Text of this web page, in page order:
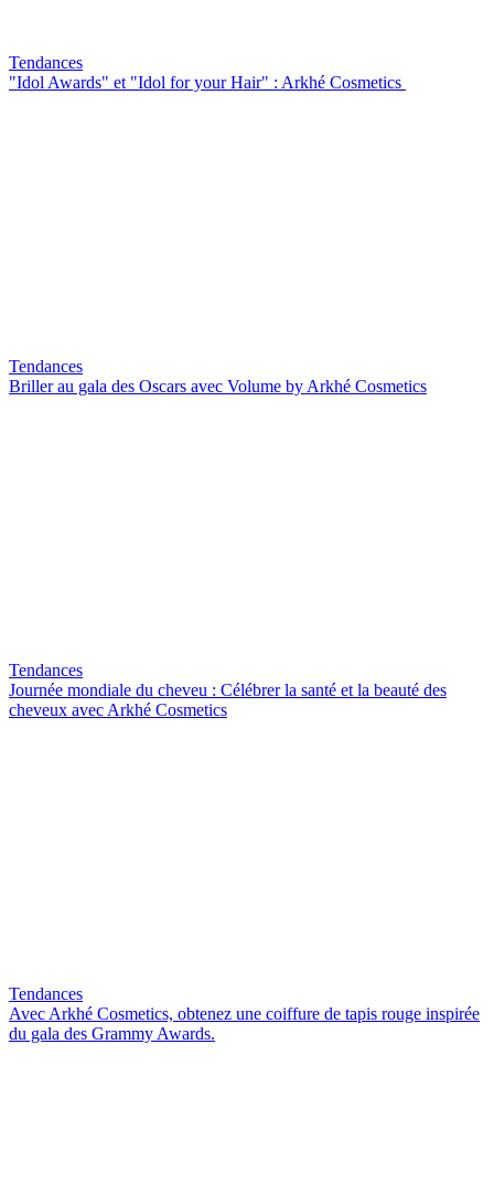
Tendances
"Idol Awards" et "Idol for your Hair" : Arkhé Cosmetics
Tendances
Briller au gala des Oscars avec Volume by Arkhé Cosmetics
Tendances
Journée mondiale du cheveu : Célébrer la santé et la beauté des
cheveux avec Arkhé Cosmetics
Tendances
Avec Arkhé Cosmetics, obtenez une coiffure de tapis rouge inspirée
du gala des Grammy Awards.